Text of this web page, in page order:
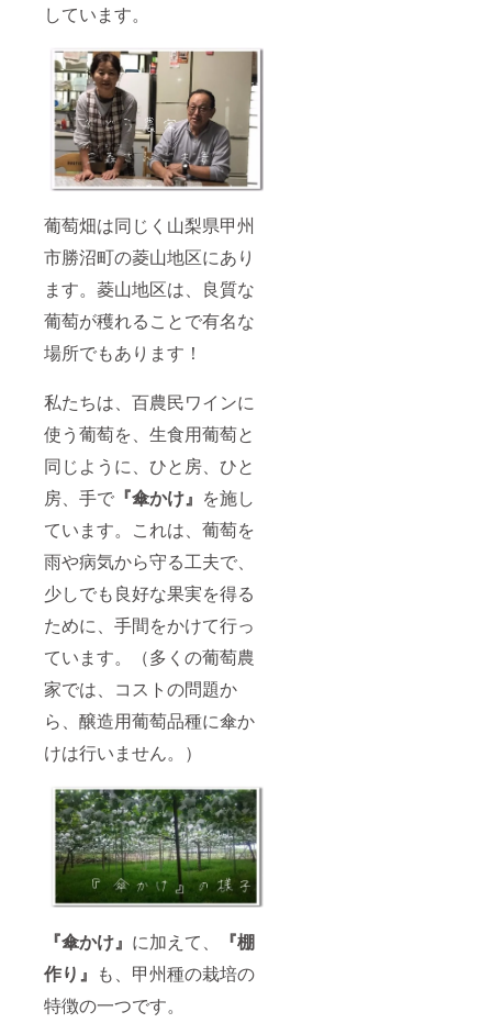
しています。
葡萄畑は同じく山梨県甲州
市勝沼町の菱山地区にあり
ます。菱山地区は、良質な
葡萄が穫れることで有名な
場所でもあります！
私たちは、百農民ワインに
使う葡萄を、生食用葡萄と
同じように、ひと房、ひと
房、手で 『傘かけ』 を施し
ています。これは、葡萄を
雨や病気から守る工夫で、
少しでも良好な果実を得る
ために、手間をかけて行っ
ています。（多くの葡萄農
家では、コストの問題か
ら、醸造用葡萄品種に傘か
けは行いません。）
『傘かけ』 に加えて、
『棚
作り』 も、甲州種の栽培の
特徴の一つです。